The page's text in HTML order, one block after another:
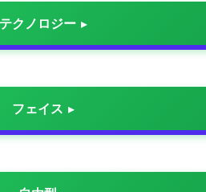
クノロジー
フェイス